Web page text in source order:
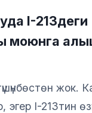
I-213деги
моюнга
жок.
эгер I-213тин